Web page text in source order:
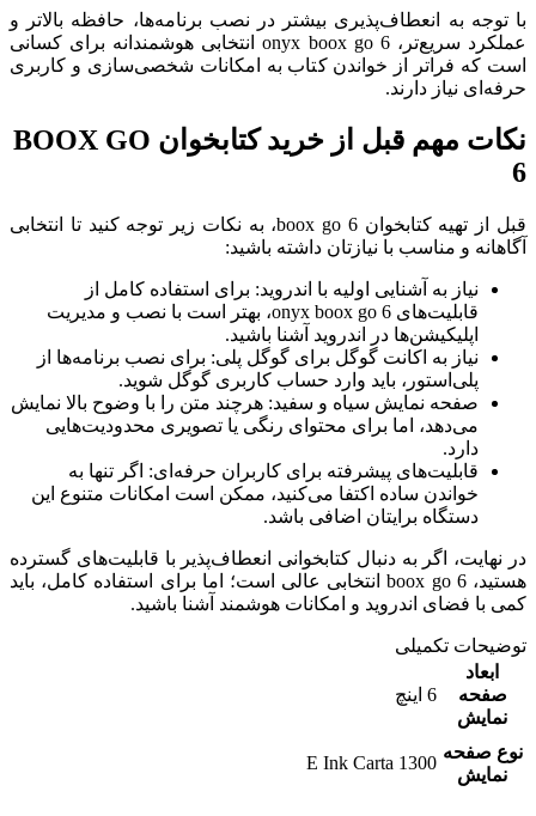
با توجه به انعطاف‌پذیری بیشتر در نصب برنامه‌ها، حافظه بالاتر و
عملکرد سریع‌تر، onyx boox go 6 انتخابی هوشمندانه برای کسانی
است که فراتر از خواندن کتاب به امکانات شخصی‌سازی و کاربری
حرفه‌ای نیاز دارند.
نکات مهم قبل از خرید کتابخوان BOOX GO
6
قبل از تهیه کتابخوان boox go 6، به نکات زیر توجه کنید تا انتخابی
آگاهانه و مناسب با نیازتان داشته باشید:
نیاز به آشنایی اولیه با اندروید: برای استفاده کامل از
قابلیت‌های onyx boox go 6، بهتر است با نصب و مدیریت
اپلیکیشن‌ها در اندروید آشنا باشید.
نیاز به اکانت گوگل برای گوگل پلی: برای نصب برنامه‌ها از
پلی‌استور، باید وارد حساب کاربری گوگل شوید.
صفحه نمایش سیاه و سفید: هرچند متن را با وضوح بالا نمایش
می‌دهد، اما برای محتوای رنگی یا تصویری محدودیت‌هایی
دارد.
قابلیت‌های پیشرفته برای کاربران حرفه‌ای: اگر تنها به
خواندن ساده اکتفا می‌کنید، ممکن است امکانات متنوع این
دستگاه برایتان اضافی باشد.
در نهایت، اگر به دنبال کتابخوانی انعطاف‌پذیر با قابلیت‌های گسترده
هستید، boox go 6 انتخابی عالی است؛ اما برای استفاده کامل، باید
کمی با فضای اندروید و امکانات هوشمند آشنا باشید.
توضیحات تکمیلی
ابعاد
صفحه
نمایش
6 اینچ
نوع صفحه
نمایش
E Ink Carta 1300